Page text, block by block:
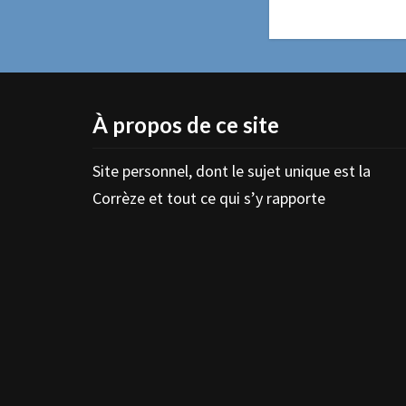
À propos de ce site
Site personnel, dont le sujet unique est la
Corrèze et tout ce qui s’y rapporte